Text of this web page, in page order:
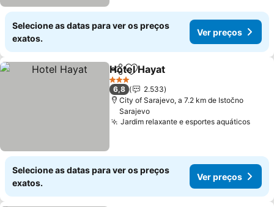
Selecione as datas para ver os preços
exatos.
Ver preços
PartilharAdicionar aos favoritos
Hotel Hayat
3 Estrelas
6,8
2.533
City of Sarajevo, a 7.2 km de Istočno
Sarajevo
Jardim relaxante e esportes aquáticos
Selecione as datas para ver os preços
exatos.
Ver preços